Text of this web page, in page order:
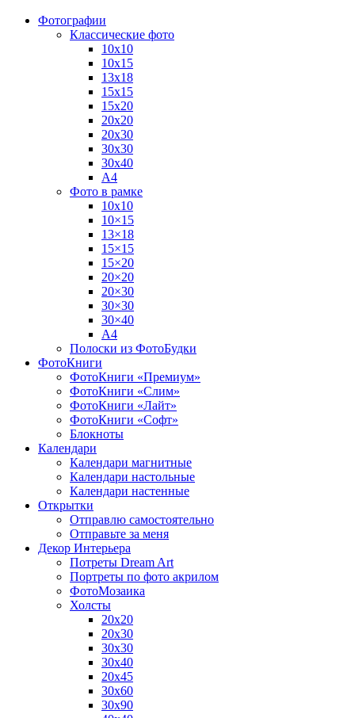
Фотографии
Классические фото
10х10
10х15
13х18
15х15
15х20
20х20
20х30
30х30
30х40
А4
Фото в рамке
10х10
10×15
13×18
15×15
15×20
20×20
20×30
30×30
30×40
A4
Полоски из ФотоБудки
ФотоКниги
ФотоКниги «Премиум»
ФотоКниги «Слим»
ФотоКниги «Лайт»
ФотоКниги «Софт»
Блокноты
Календари
Календари магнитные
Календари настольные
Календари настенные
Открытки
Отправлю самостоятельно
Отправьте за меня
Декор Интерьера
Потреты Dream Art
Портреты по фото акрилом
ФотоМозаика
Холсты
20х20
20х30
30х30
30х40
20х45
30х60
30х90